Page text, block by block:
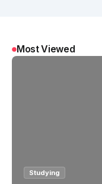
Most Viewed
Studying